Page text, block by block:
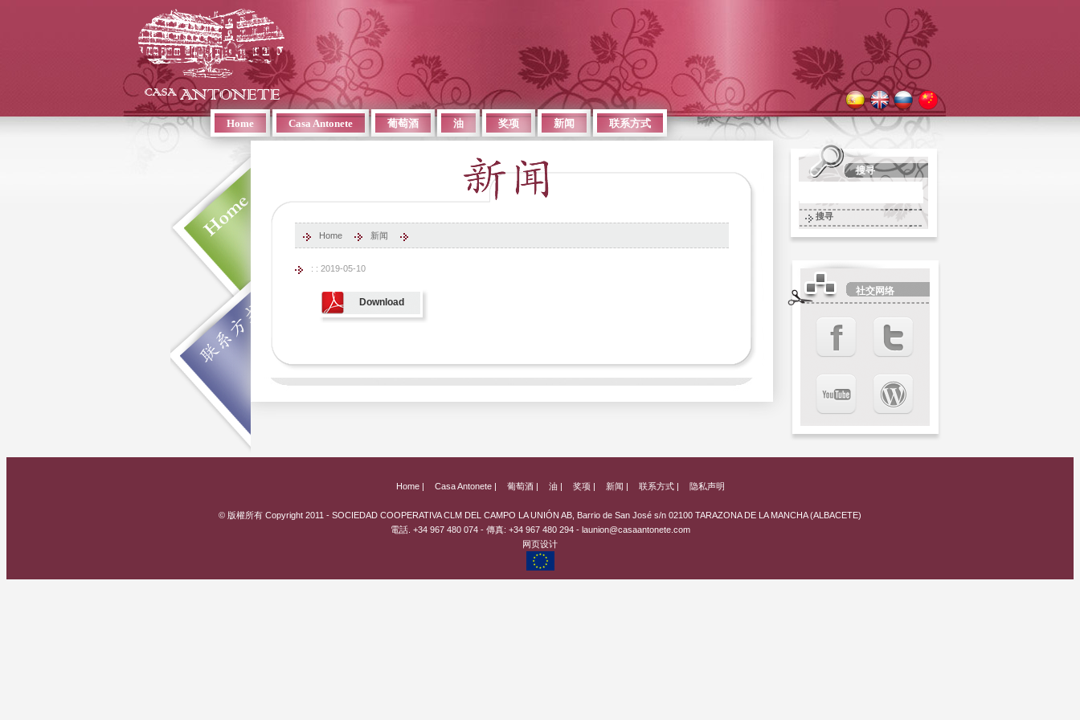
Home Casa Antonete 葡萄酒 油 奖项 新闻 联系方式
Home 新闻
: : 2019-05-10
Download
搜寻
搜寻
社交网络
Home | Casa Antonete | 葡萄酒 | 油 | 奖项 | 新闻 | 联系方式 | 隐私声明
© 版權所有 Copyright 2011 - SOCIEDAD COOPERATIVA CLM DEL CAMPO LA UNIÓN AB, Barrio de San José s/n 02100 TARAZONA DE LA MANCHA (ALBACETE)
電話. +34 967 480 074 - 傳真: +34 967 480 294 - launion@casaantonete.com
网页设计